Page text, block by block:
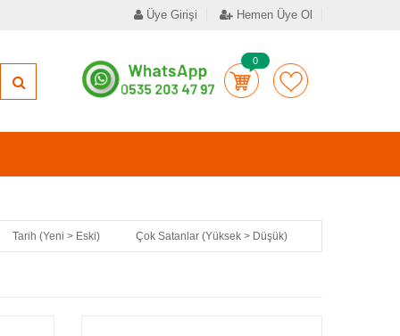
Üye Girişi Hemen Üye Ol
0
Tarih (Yeni > Eski) Çok Satanlar (Yüksek > Düşük)